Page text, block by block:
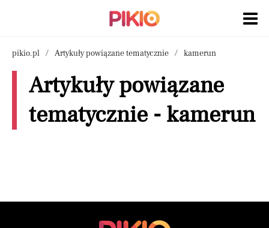
pikio.pl Artykuły powiązane tematycznie kamerun
Artykuły powiązane
tematycznie - kamerun